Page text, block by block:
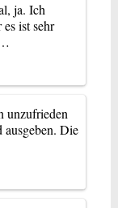
ja. Ich
ist sehr
unzufrieden
Die